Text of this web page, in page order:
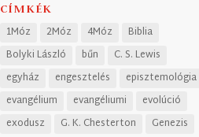
CÍMKÉK
1Móz 2Móz 4Móz
Biblia
Bolyki László
bűn
C. S. Lewis
egyház
engesztelés
episztemológia
evangélium
evangéliumi
evolúció
exodusz
G. K. Chesterton
Genezis